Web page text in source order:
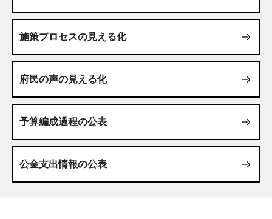
施策プロセスの見える化
府民の声の見える化
予算編成過程の公表
公金支出情報の公表